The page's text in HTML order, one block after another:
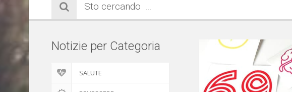
Sto cercando
Notizie per Categoria
SALUTE